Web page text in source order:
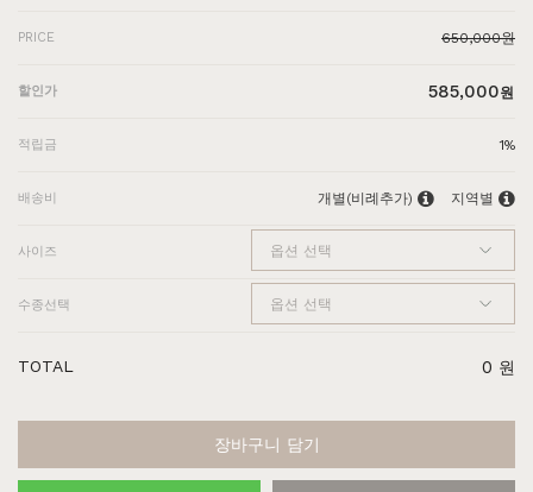
PRICE 650,000원
할인가 585,000원
적립금 1%
배송비 개별(비례추가) 지역별
사이즈
수종선택
TOTAL 0 원
장바구니 담기